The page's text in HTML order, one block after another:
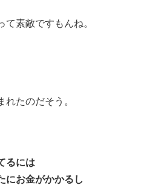
素敵ですもんね。
たのだそう。
るには
にお金がかかるし